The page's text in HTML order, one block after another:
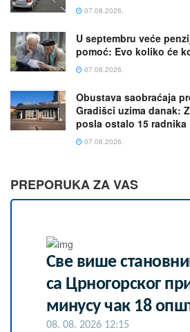
07.08.2026.
U septembru veće
pomoć: Evo koliko će
07.08.2026.
Obustava saobraćaja
Gradišci uzima danak:
posla ostalo 15 radnika
07.08.2026.
PREPORUKA ZA VAS
Све више
са Црногорског
минусу чак 18
08. 08. 2026 12:15